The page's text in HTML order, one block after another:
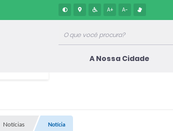
A+ A-
A Nossa Cidade
Notícias Notícia